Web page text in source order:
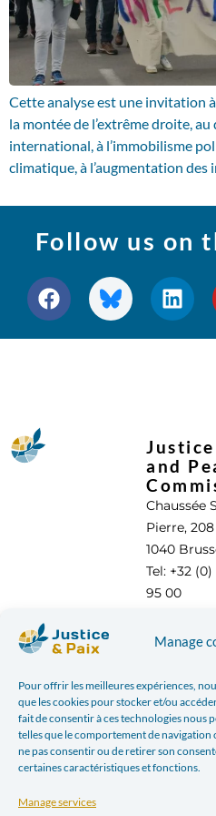
Manage
Pour offrir les meilleures expériences,
que les cookies pour stocker et/ou
fait de consentir à ces technologies nous
telles que le comportement de navigation
ne pas consentir ou de retirer son
certaines caractéristiques et fonctions.
Manage services
Cette analyse est une invitation à
la montée de l’extrême droite,
international, à l’immobilisme
climatique, à l’augmentation des
Follow us on
Justice
and
Chaussée
Pierre,
1040
Tel: +32
95 00
With the